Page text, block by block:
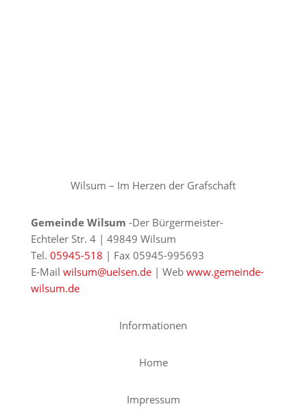
Wilsum – Im Herzen der Grafschaft
Gemeinde Wilsum -Der Bürgermeister-
Echteler Str. 4 | 49849 Wilsum
Tel. 05945-518 | Fax 05945-995693
E-Mail wilsum@uelsen.de| Web www.gemeinde-
wilsum.de
Informationen
Home
Impressum